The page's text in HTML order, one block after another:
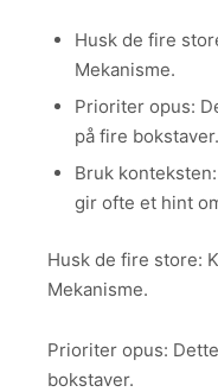
Husk de fire
Mekanisme.
Prioriter opus:
på fire bokstaver.
Bruk
gir ofte et hint
Husk de fire store:
Mekanisme.
Prioriter opus:
bokstaver.